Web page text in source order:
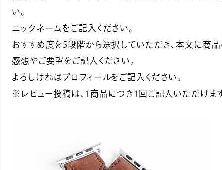
い。
ニックネームをご記入ください。
おすすめ度を5段階から選択していただき、本文に商
感想やご要望をご記入ください。
よろしければプロフィールをご記入ください。
※レビュー投稿は、1商品につき1回ご記入いただけま